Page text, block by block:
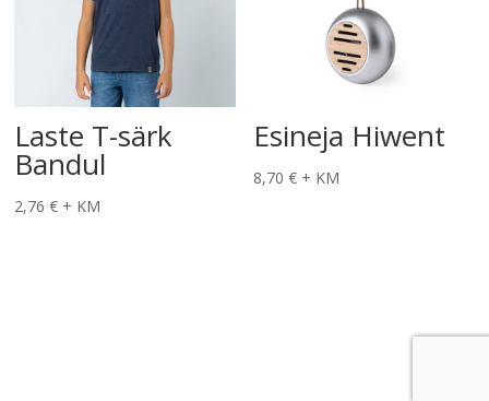
Laste T-särk
Bandul
2,76€ + KM
Esineja Hiwent
8,70€ + KM